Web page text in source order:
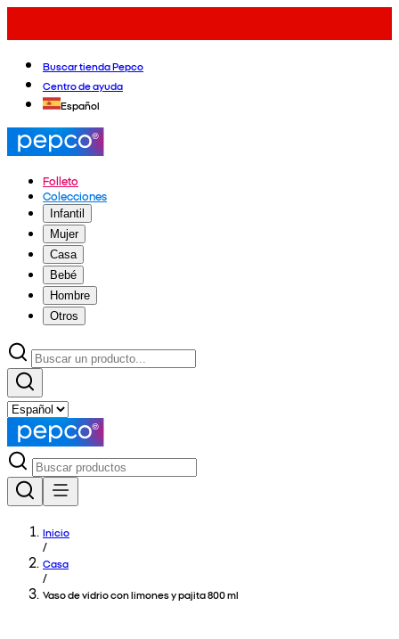
Buscar tienda Pepco
Centro de ayuda
Español
Folleto
Colecciones
Infantil
Mujer
Casa
Bebé
Hombre
Otros
Inicio
/
Casa
/
Vaso de vidrio con limones y pajita 800 ml